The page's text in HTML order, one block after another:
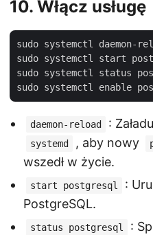
10. Włącz usługę
sudo systemctl daemon-
sudo systemctl start
sudo systemctl status
daemon-reload :
systemd , aby nowy
wszedł w życie.
start postgresql
:
PostgreSQL.
status postgresql
: